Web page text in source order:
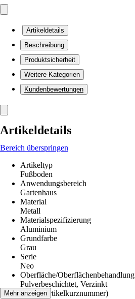
Artikeldetails
Beschreibung
Produktsicherheit
Weitere Kategorien
Kundenbewertungen
Artikeldetails
Bereich überspringen
Artikeltyp
Fußboden
Anwendungsbereich
Gartenhaus
Material
Metall
Materialspezifizierung
Aluminium
Grundfarbe
Grau
Serie
Neo
Oberfläche/Oberflächenbehandlung
Pulverbeschichtet, Verzinkt
AKN (Artikelkurznummer)
Mehr anzeigen